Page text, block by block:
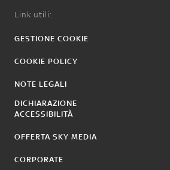
Link utili:
GESTIONE COOKIE
COOKIE POLICY
NOTE LEGALI
DICHIARAZIONE
ACCESSIBILITÀ
OFFERTA SKY MEDIA
CORPORATE